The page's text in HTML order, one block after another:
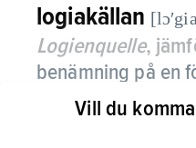
logiakällan
Logienquelle,
benämning på en
Jesusord som
Vill du